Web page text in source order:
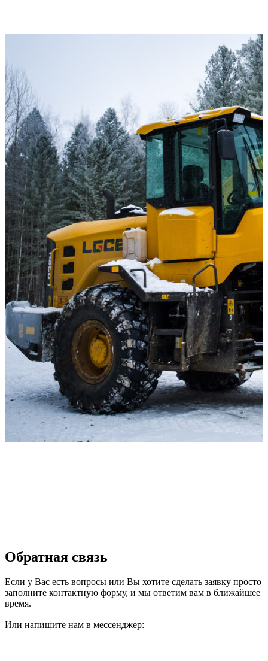
Обратная связь
Если у Вас есть вопросы или Вы хотите сделать заявку просто
заполните контактную форму, и мы ответим вам в ближайшее
время.
Или напишите нам в мессенджер: